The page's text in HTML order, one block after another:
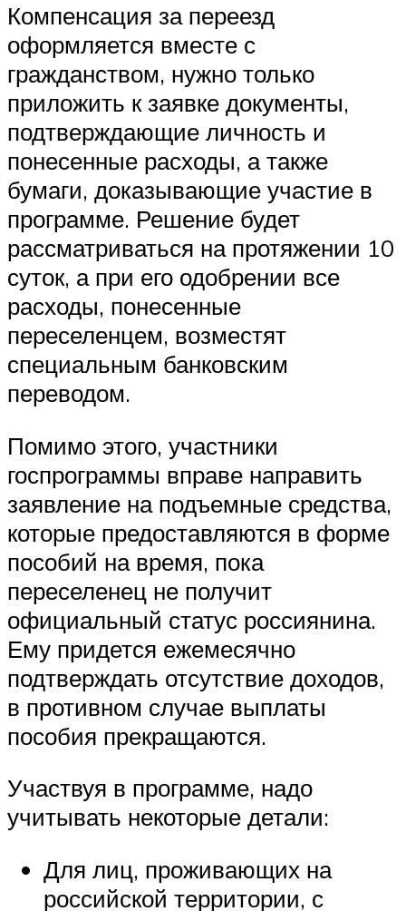
Компенсация за переезд
оформляется вместе с
гражданством, нужно только
приложить к заявке документы,
подтверждающие личность и
понесенные расходы, а также
бумаги, доказывающие участие в
программе. Решение будет
рассматриваться на протяжении 10
суток, а при его одобрении все
расходы, понесенные
переселенцем, возместят
специальным банковским
переводом.
Помимо этого, участники
госпрограммы вправе направить
заявление на подъемные средства,
которые предоставляются в форме
пособий на время, пока
переселенец не получит
официальный статус россиянина.
Ему придется ежемесячно
подтверждать отсутствие доходов,
в противном случае выплаты
пособия прекращаются.
Участвуя в программе, надо
учитывать некоторые детали:
Для лиц, проживающих на
российской территории, с